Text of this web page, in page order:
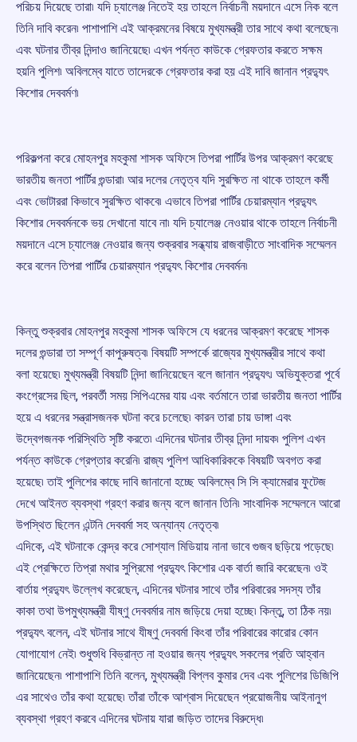
পরিচয় দিয়েছে তারা৷ যদি চ্যালেঞ্জ নিতেই হয় তাহলে নির্বাচনী ময়দানে এসে নিক বলে
তিনি দাবি করেন৷ পাশাপাশি এই আক্রমনের বিষয়ে মুখ্যমন্ত্রী তার সাথে কথা বলেছেন৷
এবং ঘটনার তীব্র নিন্দাও জানিয়েছে৷ এখন পর্যন্ত কাউকে গ্রেফতার করতে সক্ষম
হয়নি পুলিশ৷ অবিলম্বে যাতে তাদেরকে গ্রেফতার করা হয় এই দাবি জানান প্রদ্যুৎ
কিশোর দেববর্মণ৷
পরিকল্পনা করে মোহনপুর মহকুমা শাসক অফিসে তিপরা পার্টির উপর আক্রমণ করেছে
ভারতীয় জনতা পার্টির গুন্ডারা৷ আর দলের নেতৃত্ব যদি সুরক্ষিত না থাকে তাহলে কর্মী
এবং ভোটাররা কিভাবে সুরক্ষিত থাকবে৷ এভাবে তিপরা পার্টির চেয়ারম্যান প্রদ্যুৎ
কিশোর দেববর্মনকে ভয় দেখানো যাবে না৷ যদি চ্যালেঞ্জ নেওয়ার থাকে তাহলে নির্বাচনী
ময়দানে এসে চ্যালেঞ্জ নেওয়ার জন্য শুক্রবার সন্ধ্যায় রাজবাড়ীতে সাংবাদিক সম্মেলন
করে বলেন তিপরা পার্টির চেয়ারম্যান প্রদ্যুৎ কিশোর দেববর্মন৷
কিন্তু শুক্রবার মোহনপুর মহকুমা শাসক অফিসে যে ধরনের আক্রমণ করেছে শাসক
দলের গুন্ডারা তা সম্পূর্ণ কাপুরুষত্ব৷ বিষয়টি সম্পর্কে রাজ্যের মুখ্যমন্ত্রীর সাথে কথা
বলা হয়েছে৷ মুখ্যমন্ত্রী বিষয়টি নিন্দা জানিয়েছেন বলে জানান প্রদ্যুৎ৷ অভিযুক্তরা পূর্বে
কংগ্রেসের ছিল, পরবর্তী সময় সিপিএমের যায় এবং বর্তমানে তারা ভারতীয় জনতা পার্টির
হয়ে এ ধরনের সন্ত্রাসজনক ঘটনা করে চলেছে৷ কারন তারা চায় ডাঙ্গা এবং
উদ্বেগজনক পরিস্থিতি সৃষ্টি করতে৷ এদিনের ঘটনার তীব্র নিন্দা দায়ক৷ পুলিশ এখন
পর্যন্ত কাউকে গ্রেপ্তার করেনি৷ রাজ্য পুলিশ আধিকারিককে বিষয়টি অবগত করা
হয়েছে৷ তাই পুলিশের কাছে দাবি জানানো হচ্ছে অবিলম্বে সি সি ক্যামেরার ফুটেজ
দেখে আইনত ব্যবস্থা গ্রহণ করার জন্য বলে জানান তিনি৷ সাংবাদিক সম্মেলনে আরো
উপস্থিত ছিলেন এন্টনি দেববর্মা সহ অন্যান্য নেতৃত্ব৷
এদিকে, এই ঘটনাকে কেন্দ্র করে সোশ্যাল মিডিয়ায় নানা ভাবে গুজব ছড়িয়ে পড়েছে৷
এই প্রেক্ষিতে তিপ্রা মথার সুপ্রিমো প্রদ্যুৎ কিশোর এক বার্তা জারি করেছেন৷ ওই
বার্তায় প্রদ্যুৎ উল্লেখ করেছেন, এদিনের ঘটনার সাথে তাঁর পরিবারের সদস্য তাঁর
কাকা তথা উপমুখ্যমন্ত্রী যীষ্ণু দেববর্মার নাম জড়িয়ে দেয়া হচ্ছে৷ কিন্তু, তা ঠিক নয়৷
প্রদ্যুৎ বলেন, এই ঘটনার সাথে যীষ্ণু দেববর্মা কিংবা তাঁর পরিবারের কারোর কোন
যোগাযোগ নেই৷ শুধুশুধি বিভ্রান্ত না হওয়ার জন্য প্রদ্যুৎ সকলের প্রতি আহ্বান
জানিয়েছেন৷ পাশাপাশি তিনি বলেন, মুখ্যমন্ত্রী বিপ্লব কুমার দেব এবং পুলিশের ডিজিপি
এর সাথেও তাঁর কথা হয়েছে৷ তাঁরা তাঁকে আশ্বাস দিয়েছেন প্রয়োজনীয় আইনানুগ
ব্যবস্থা গ্রহণ করবে এদিনের ঘটনায় যারা জড়িত তাদের বিরুদ্ধে৷